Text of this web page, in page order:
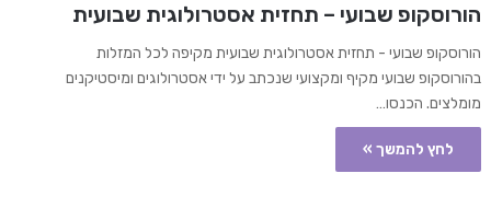
הורוסקופ שבועי – תחזית אסטרולוגית שבועית
הורוסקופ שבועי - תחזית אסטרולוגית שבועית מקיפה לכל המזלות
בהורוסקופ שבועי מקיף ומקצועי שנכתב על ידי אסטרולוגים ומיסטיקנים
מומלצים. הכנסו…
לחץ להמשך »